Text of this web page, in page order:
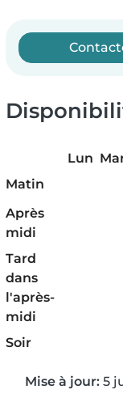
Lun
Matin
Après
midi
Tard
dans
l'après-
midi
Soir
Mise à jour: 5